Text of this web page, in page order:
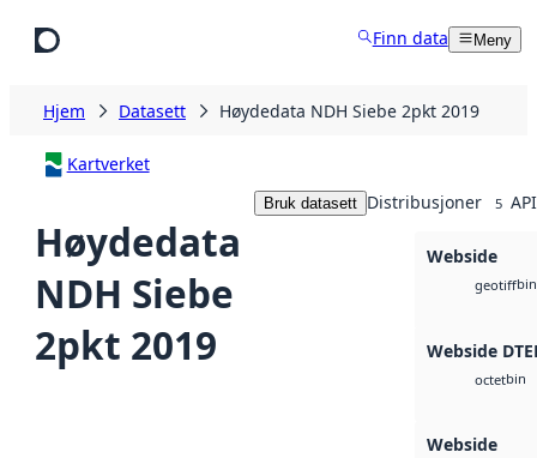
Finn data Meny
Hjem Datasett Høydedata NDH Siebe 2pkt 2019
Kartverket
Høydedata
NDH Siebe
2pkt 2019
Bruk datasett Distribusjoner 5
Webside
geotiffbin
Webside
octetbin
Webside